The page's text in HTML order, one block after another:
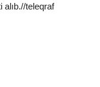
alıb.//teleqraf